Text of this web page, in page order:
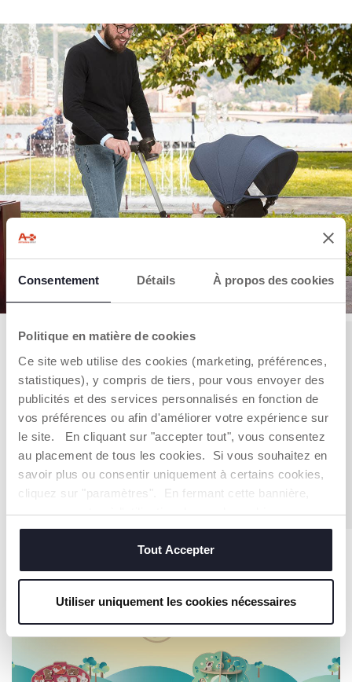
Consentement Détails À propos des cookies
Politique en matière de cookies
Ce site web utilise des cookies (marketing, préférences,
statistiques), y compris de tiers, pour vous envoyer des
publicités et des services personnalisés en fonction de
vos préférences ou afin d'améliorer votre expérience sur
le site. En cliquant sur "accepter tout", vous consentez
au placement de tous les cookies. Si vous souhaitez en
savoir plus ou consentir uniquement à certains cookies,
cliquez sur "paramètres". En fermant cette bannière,
vous consentez à l'utilisation des seuls cookies
techniques, qui sont essentiels au service demandé.
Tout Accepter
Utiliser uniquement les cookies nécessaires
Tricycle pliable 4 en 1
119,99 €
Tricycle pliable 4 en 1